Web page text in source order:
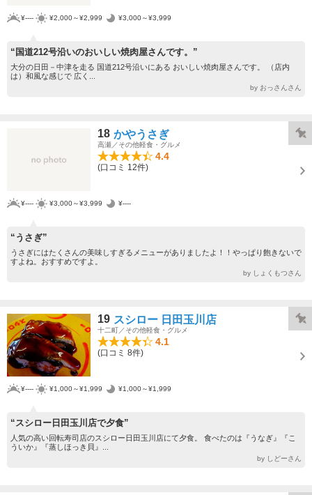
¥---- ¥2,000～¥2,999 ¥3,000～¥3,999
“国道212号沿いのおいしい焼肉屋さんです。”
大分の日田－中津を走る 国道212号沿いにある おいしい焼肉屋さんです。 （店内
は）和風な感じで 広く...
by おっさんさん
18 かやうさぎ
高瀬／その他軽食・グルメ
4.4
(口コミ 12件)
¥---- ¥3,000～¥3,999 ¥----
“うさぎ”
うさぎにはたくさんの美味しすぎるメニューがありましたよ！！やっぱり飽きないで
すよね。おすすめですよ。
by しょくもつさん
19 スシロー 日田玉川店
十二町／その他軽食・グルメ
4.1
(口コミ 8件)
¥---- ¥1,000～¥1,999 ¥1,000～¥1,999
“スシロー日田玉川店で夕食”
人気の高い回転寿司店のスシロー日田玉川店にて夕食。 食べたのは『うなぎ』『こ
ういか』『蒸しほっき貝』...
by しどーさん